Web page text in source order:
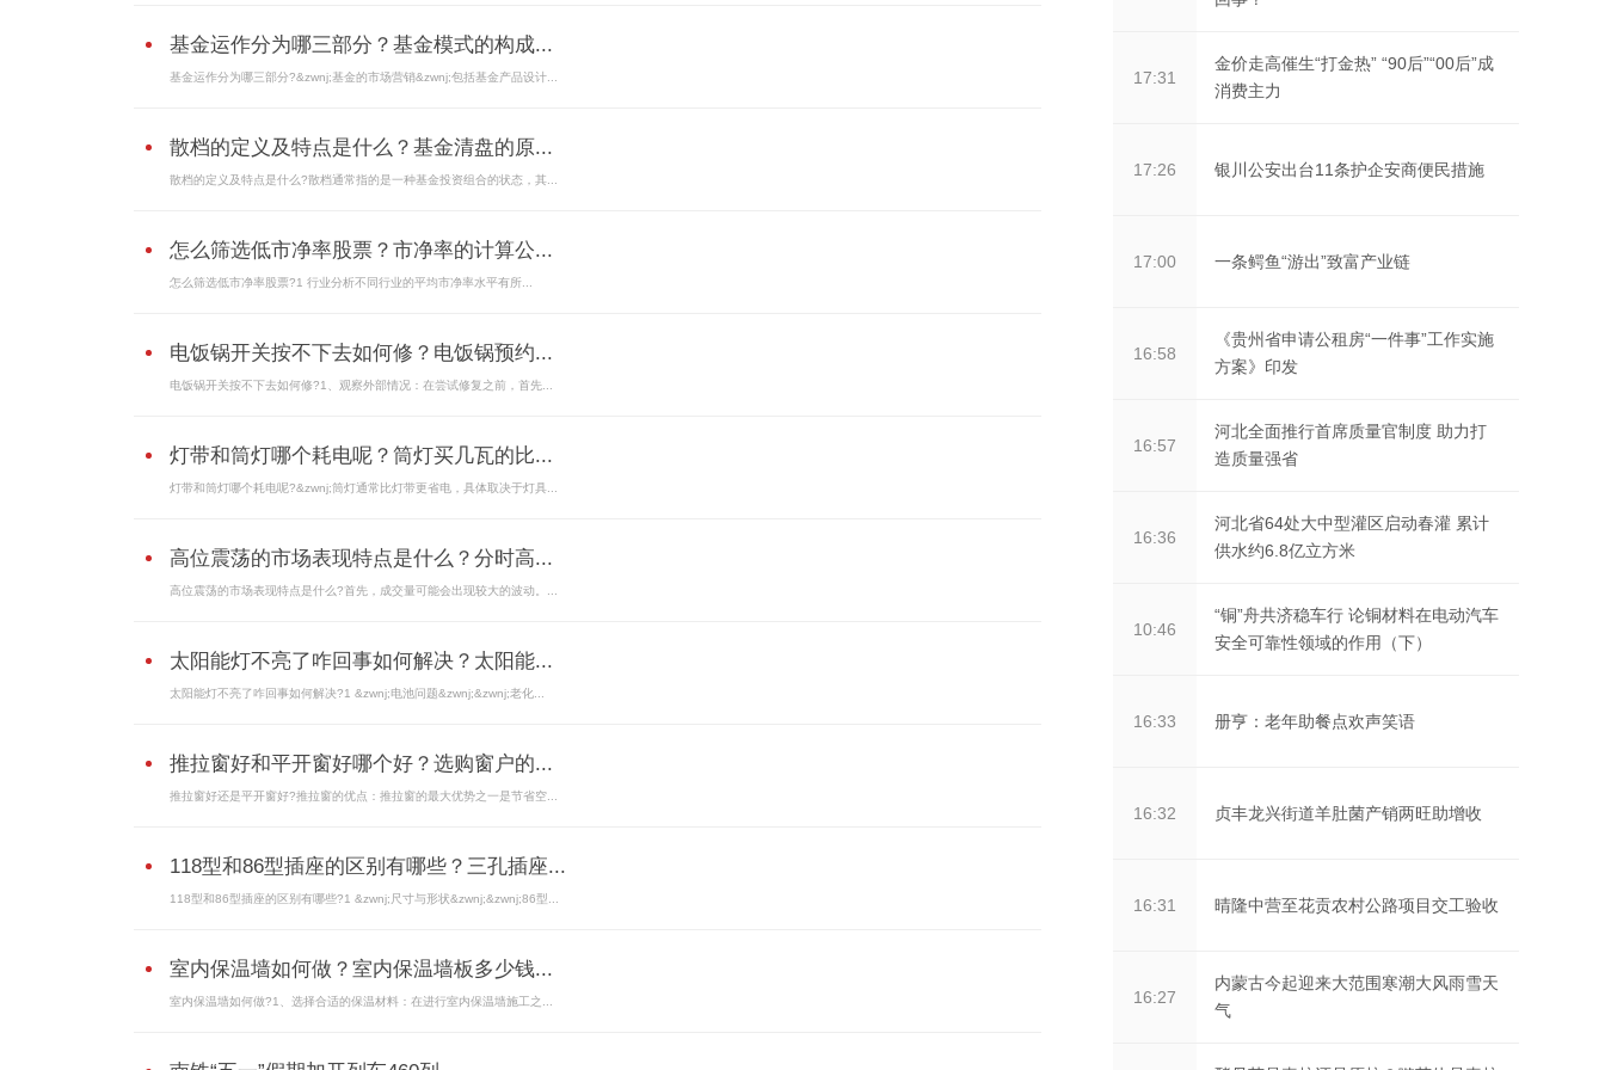
基金运作分为哪三部分？基金模式的构成...
基金运作分为哪三部分?&zwnj;基金的市场营销&zwnj;包括基金产品设计...
散档的定义及特点是什么？基金清盘的原...
散档的定义及特点是什么?散档通常指的是一种基金投资组合的状态，其...
怎么筛选低市净率股票？市净率的计算公...
怎么筛选低市净率股票?1 行业分析不同行业的平均市净率水平有所...
电饭锅开关按不下去如何修？电饭锅预约...
电饭锅开关按不下去如何修?1、观察外部情况：在尝试修复之前，首先...
灯带和筒灯哪个耗电呢？筒灯买几瓦的比...
灯带和筒灯哪个耗电呢?&zwnj;筒灯通常比灯带更省电，具体取决于灯具...
高位震荡的市场表现特点是什么？分时高...
高位震荡的市场表现特点是什么?首先，成交量可能会出现较大的波动。...
太阳能灯不亮了咋回事如何解决？太阳能...
太阳能灯不亮了咋回事如何解决?1 &zwnj;电池问题&zwnj;&zwnj;老化...
推拉窗好和平开窗好哪个好？选购窗户的...
推拉窗好还是平开窗好?推拉窗的优点：推拉窗的最大优势之一是节省空...
118型和86型插座的区别有哪些？三孔插座...
118型和86型插座的区别有哪些?1 &zwnj;尺寸与形状&zwnj;&zwnj;86型...
室内保温墙如何做？室内保温墙板多少钱...
室内保温墙如何做?1、选择合适的保温材料：在进行室内保温墙施工之...
17:31
金价走高催生“打金热” “90后”“00后”成
消费主力
17:26 银川公安出台11条护企安商便民措施
17:00 一条鳄鱼“游出”致富产业链
16:58
《贵州省申请公租房“一件事”工作实施
方案》印发
16:57
河北全面推行首席质量官制度 助力打
造质量强省
16:36
河北省64处大中型灌区启动春灌 累计
供水约6.8亿立方米
10:46
“铜”舟共济稳车行 论铜材料在电动汽车
安全可靠性领域的作用（下）
16:33 册亨：老年助餐点欢声笑语
16:32 贞丰龙兴街道羊肚菌产销两旺助增收
16:31 晴隆中营至花贡农村公路项目交工验收
16:27
内蒙古今起迎来大范围寒潮大风雨雪天
气